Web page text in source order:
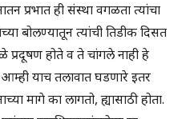
प्रभात ही संस्था वगळता त्यांचा
बोलण्यातून त्यांची तिडीक दिसत
प्रदूषण होते व ते चांगले नाही हे
याच तलावात घडणारे इतर
मागे का लागतो, ह्यासाठी होता.